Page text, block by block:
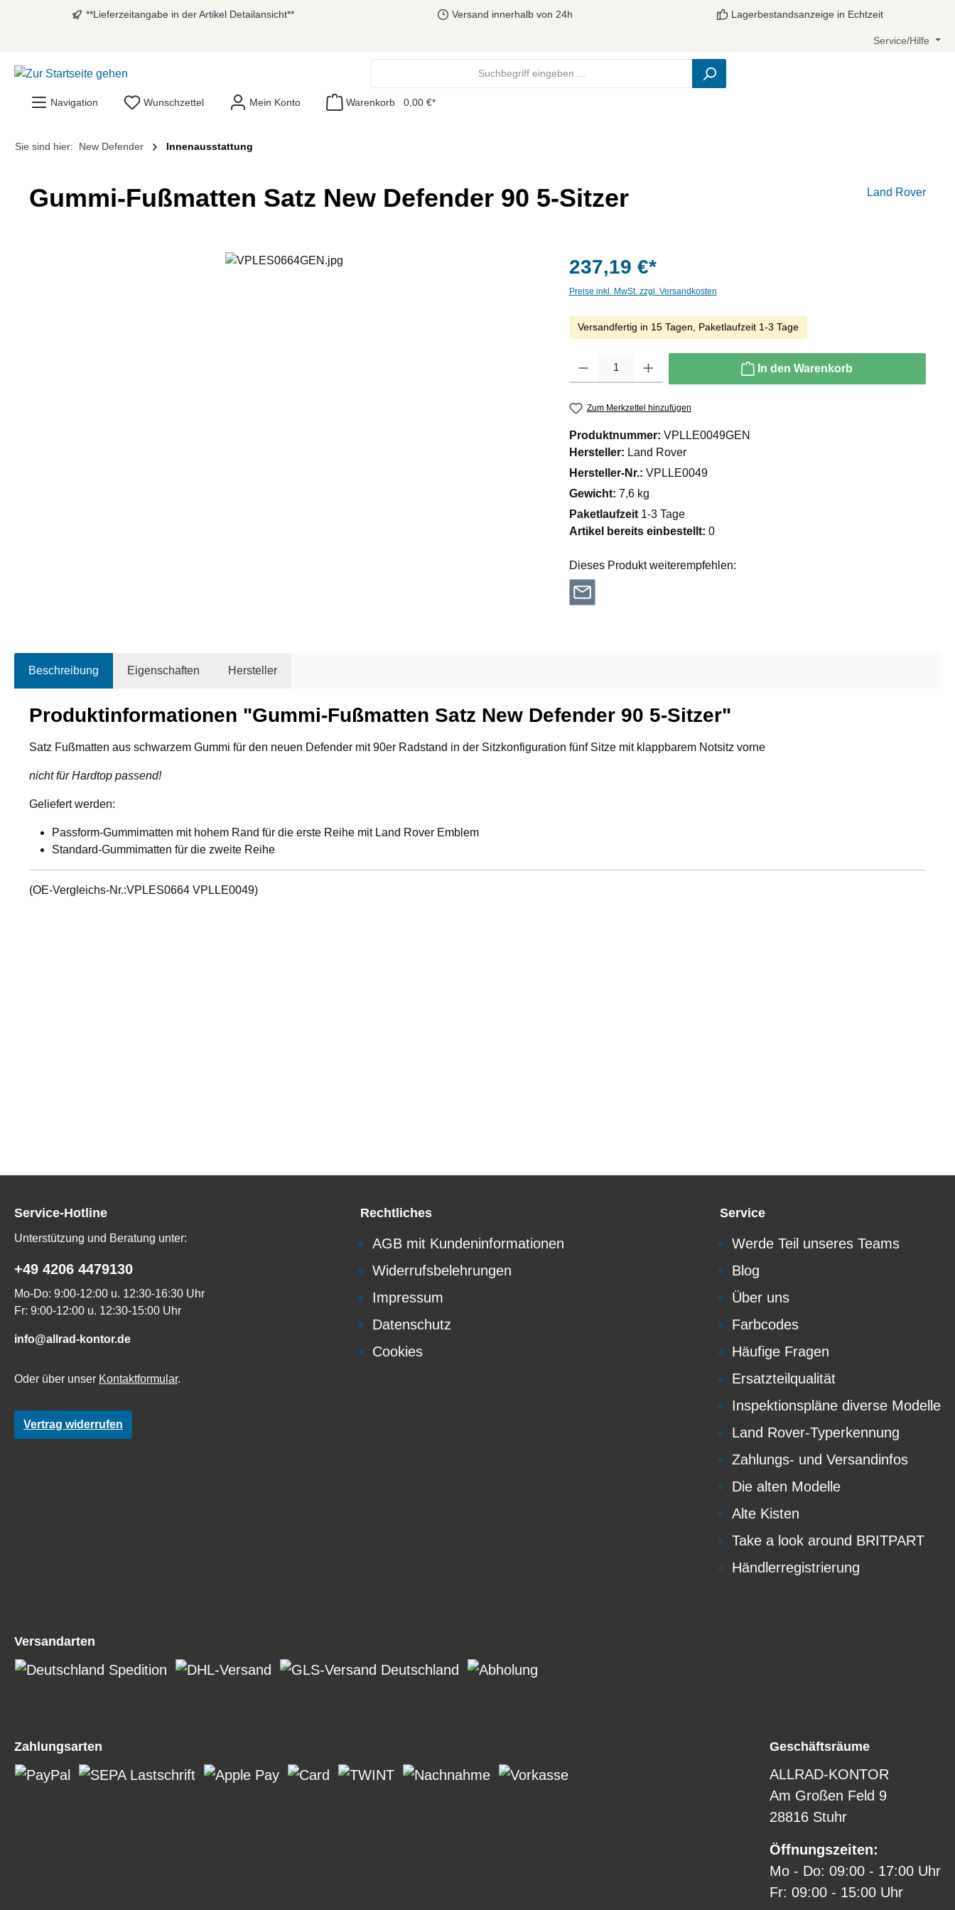
Zur Hauptnavigation springen
**Lieferzeitangabe in der Artikel Detailansicht** Versand innerhalb von 24h Lagerbestandsanzeige in Echtzeit
Service/Hilfe
Navigation Wunschzettel Mein Konto Warenkorb 0,00 €*
Sie sind hier: New Defender Innenausstattung
Gummi-Fußmatten Satz New Defender 90 5-Sitzer Land Rover
237,19 €*
Preise inkl. MwSt. zzgl. Versandkosten
Versandfertig in 15 Tagen, Paketlaufzeit 1-3 Tage
In den Warenkorb
Zum Merkzettel hinzufügen
Produktnummer: VPLLE0049GEN
Hersteller: Land Rover
Hersteller-Nr.: VPLLE0049
Gewicht: 7,6 kg
Paketlaufzeit 1-3 Tage
Artikel bereits einbestellt: 0
Dieses Produkt weiterempfehlen:
Beschreibung Eigenschaften Hersteller
Produktinformationen "Gummi-Fußmatten Satz New Defender 90 5-Sitzer"
Satz Fußmatten aus schwarzem Gummi für den neuen Defender mit 90er Radstand in der Sitzkonfiguration fünf Sitze mit klappbarem Notsitz vorne
nicht für Hardtop passend!
Geliefert werden:
Passform-Gummimatten mit hohem Rand für die erste Reihe mit Land Rover Emblem
Standard-Gummimatten für die zweite Reihe
(OE-Vergleichs-Nr.:VPLES0664 VPLLE0049)
Service-Hotline
Unterstützung und Beratung unter:
+49 4206 4479130
Mo-Do: 9:00-12:00 u. 12:30-16:30 Uhr
Fr: 9:00-12:00 u. 12:30-15:00 Uhr
info@allrad-kontor.de
Oder über unser Kontaktformular.
Vertrag widerrufen
Rechtliches
AGB mit Kundeninformationen
Widerrufsbelehrungen
Impressum
Datenschutz
Cookies
Service
Werde Teil unseres Teams
Blog
Über uns
Farbcodes
Häufige Fragen
Ersatzteilqualität
Inspektionspläne diverse Modelle
Land Rover-Typerkennung
Zahlungs- und Versandinfos
Die alten Modelle
Alte Kisten
Take a look around BRITPART
Händlerregistrierung
Versandarten
Zahlungsarten Geschäftsräume
ALLRAD-KONTOR
Am Großen Feld 9
28816 Stuhr
Öffnungszeiten:
Mo - Do: 09:00 - 17:00 Uhr
Fr: 09:00 - 15:00 Uhr